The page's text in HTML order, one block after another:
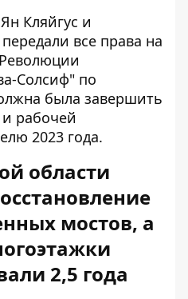
Кляйгус и
все права на
Солсиф" по
была завершить
и рабочей
2023 года.
области
мостов, а
2,5 года